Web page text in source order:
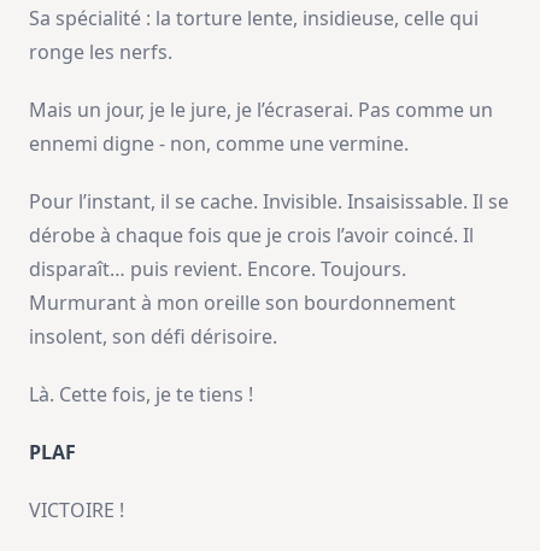
Sa spécialité : la torture lente, insidieuse, celle qui
ronge les nerfs.
Mais un jour, je le jure, je l’écraserai. Pas comme un
ennemi digne - non, comme une vermine.
Pour l’instant, il se cache. Invisible. Insaisissable. Il se
dérobe à chaque fois que je crois l’avoir coincé. Il
disparaît… puis revient. Encore. Toujours.
Murmurant à mon oreille son bourdonnement
insolent, son défi dérisoire.
Là. Cette fois, je te tiens !
PLAF
VICTOIRE !